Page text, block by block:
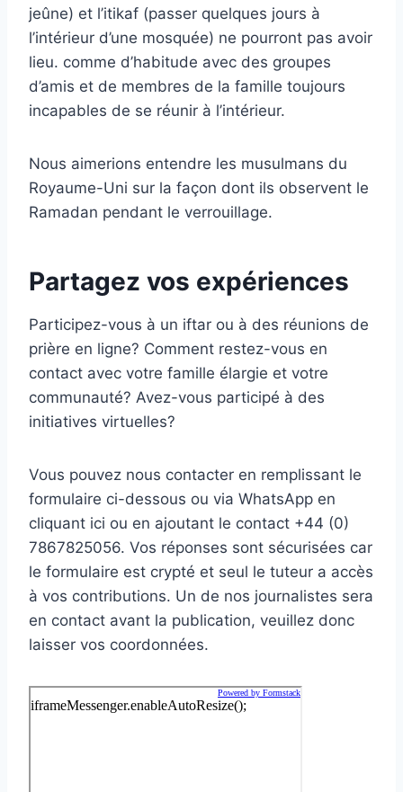
jeûne) et l’itikaf (passer quelques jours à
l’intérieur d’une mosquée) ne pourront pas avoir
lieu. comme d’habitude avec des groupes
d’amis et de membres de la famille toujours
incapables de se réunir à l’intérieur.
Nous aimerions entendre les musulmans du
Royaume-Uni sur la façon dont ils observent le
Ramadan pendant le verrouillage.
Partagez vos expériences
Participez-vous à un iftar ou à des réunions de
prière en ligne? Comment restez-vous en
contact avec votre famille élargie et votre
communauté? Avez-vous participé à des
initiatives virtuelles?
Vous pouvez nous contacter en remplissant le
formulaire ci-dessous ou via WhatsApp en
cliquant ici ou en ajoutant le contact +44 (0)
7867825056. Vos réponses sont sécurisées car
le formulaire est crypté et seul le tuteur a accès
à vos contributions. Un de nos journalistes sera
en contact avant la publication, veuillez donc
laisser vos coordonnées.